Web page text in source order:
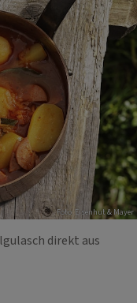
Foto: Eisenhut & Mayer
direkt aus